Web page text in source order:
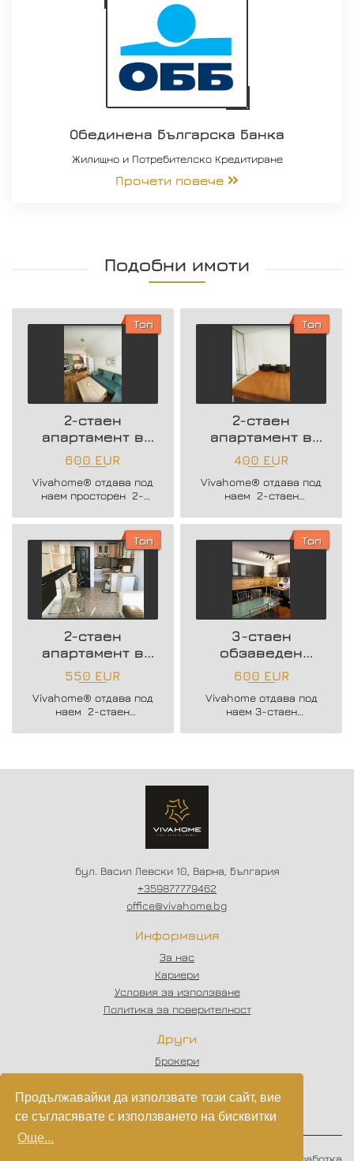
Продължавайки да използвате този сайт, вие
се съгласявате с използването на бисквитки
Още...
Обединена Българска Банка
Жилищно и Потребителско Кредитиране
Прочети повече
Подобни имоти
Топ
2-стаен
апартамент в
Център
600 EUR
Vivahome® отдава под
наем просторен 2-
Център.
Топ
2-стаен
апартамент в
Базар Левски
400 EUR
Vivahome® отдава под
наем 2-стаен
Левски.
Топ
2-стаен
апартамент в
Център
550 EUR
Vivahome® отдава под
наем 2-стаен
Топ
3-стаен
обзаведен
апартамент до
Медицинцски
Университет
600 EUR
Vivahome отдава под
наем 3-стаен
Меидицнкси
бул. Васил Левски 10, Варна, България
+359877779462
office@vivahome.bg
Информация
За нас
Кариери
Условия за използване
Политика за поверителност
Други
Брокери
Отзиви
Статии
Партньори
Изработка